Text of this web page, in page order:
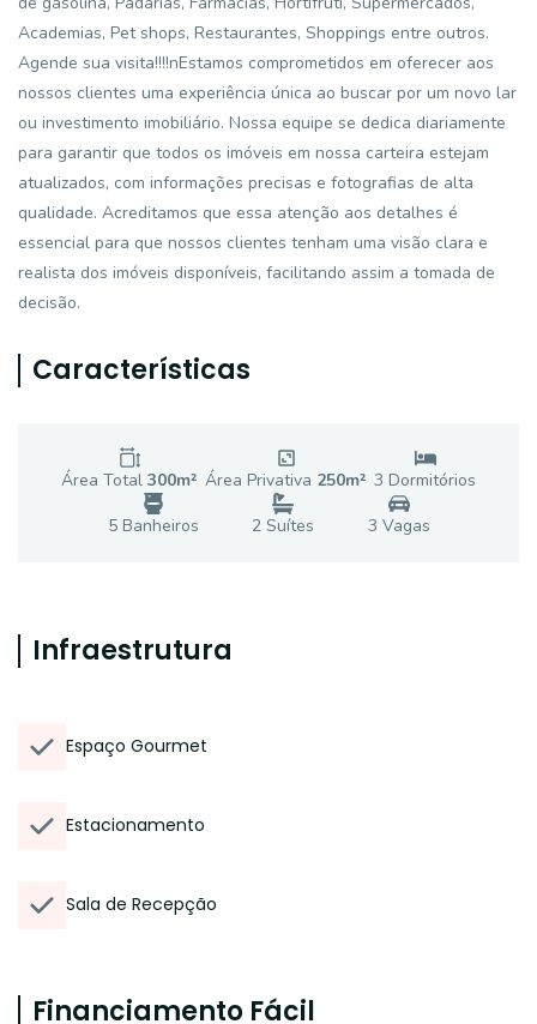
Academias, Pet shops, Restaurantes, Shoppings entre outros.
Agende sua visita!!!!nEstamos comprometidos em oferecer aos
nossos clientes uma experiência única ao buscar por um novo lar
ou investimento imobiliário. Nossa equipe se dedica diariamente
para garantir que todos os imóveis em nossa carteira estejam
atualizados, com informações precisas e fotografias de alta
qualidade. Acreditamos que essa atenção aos detalhes é
essencial para que nossos clientes tenham uma visão clara e
realista dos imóveis disponíveis, facilitando assim a tomada de
decisão.
Características
Área Total 300m² Área Privativa 250m² 3 Dormitórios
5Banheiros 2 Suítes 3 Vagas
Infraestrutura
Espaço Gourmet
Estacionamento
Sala de Recepção
Financiamento Fácil